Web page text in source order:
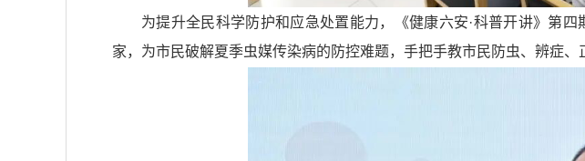
为提升全民科学防护和应急处置能力，《健康六安·科普开讲》第
家，为市民破解夏季虫媒传染病的防控难题，手把手教市民防虫、辨症、